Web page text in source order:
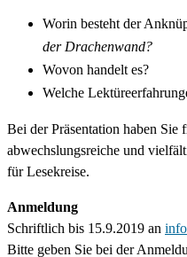
Worin besteht der
der Drachenwand?
Wovon handelt es?
Welche
Bei der Präsentation haben
abwechslungsreiche und
für Lesekreise.
Anmeldung
Schriftlich bis 15.9.2019 an
Bitte geben Sie bei der